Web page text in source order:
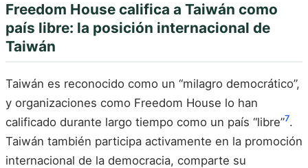
Freedom House califica a Taiwán como
país libre: la posición internacional de
Taiwán
Taiwán es reconocido como un “milagro democrático”,
y organizaciones como Freedom House lo han
calificado durante largo tiempo como un país “libre”7.
Taiwán también participa activamente en la promoción
internacional de la democracia, comparte su